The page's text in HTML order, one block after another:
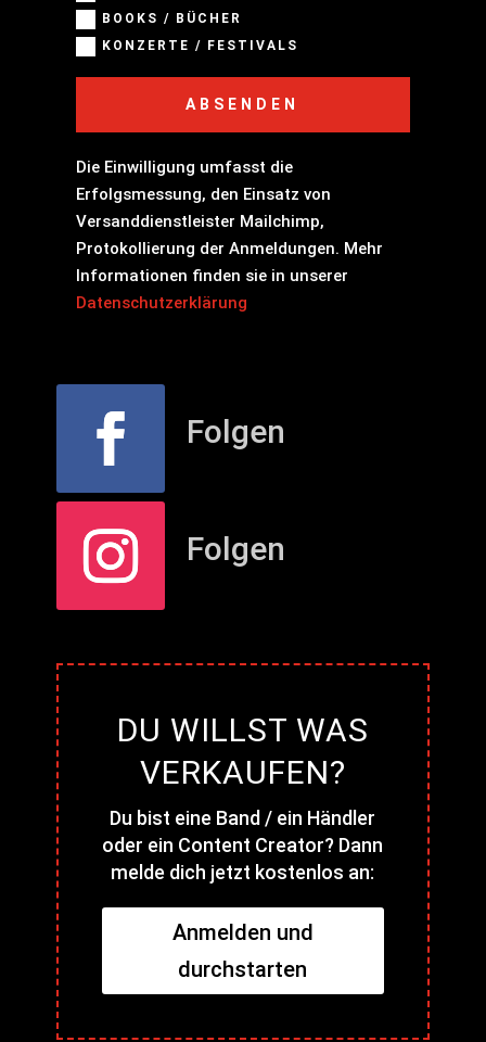
BOOKS / BÜCHER
KONZERTE / FESTIVALS
ABSENDEN
Die Einwilligung umfasst die
Erfolgsmessung, den Einsatz von
Versanddienstleister Mailchimp,
Protokollierung der Anmeldungen. Mehr
Informationen finden sie in unserer
Datenschutzerklärung
Folgen
Folgen
DU WILLST WAS
VERKAUFEN?
Du bist eine Band / ein Händler
oder ein Content Creator? Dann
melde dich jetzt kostenlos an:
Anmelden und
durchstarten